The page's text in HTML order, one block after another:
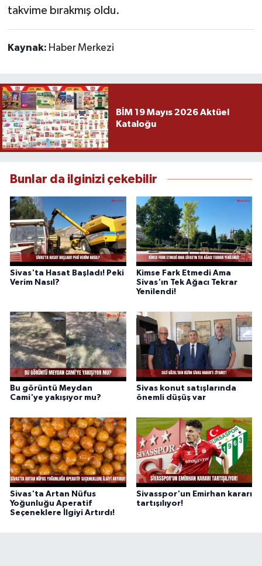
takvime bırakmış oldu.
Kaynak: Haber Merkezi
BİM 19 Mayıs 2026 Aktüel
Kataloğu
Bunlar da ilginizi çekebilir
Sivas'ta Hasat Başladı! Peki
Verim Nasıl?
Kimse Fark Etmedi Ama
Sivas'ın Tek Ağacı Tekrar
Yenilendi!
Bu görüntü Meydan
Cami'ye yakışıyor mu?
Sivas konut satışlarında
önemli düşüş var
Sivas'ta Artan Nüfus
Yoğunluğu Aperatif
Seçeneklere İlgiyi Artırdı!
Sivasspor'un Emirhan kararı
tartışılıyor!